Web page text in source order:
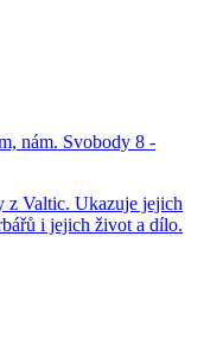
nám. Svobody 8 -
z Valtic. Ukazuje jejich
i jejich život a dílo.